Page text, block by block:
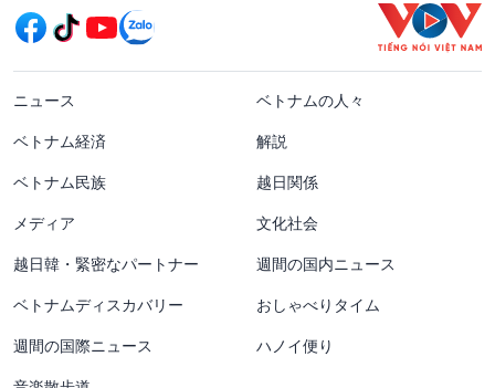
menu footer tiếng Nhật
ニュース ベトナムの人々
ベトナム経済 解説
ベトナム民族 越日関係
メディア 文化社会
越日韓・緊密なパートナー 週間の国内ニュース
ベトナムディスカバリー おしゃべりタイム
週間の国際ニュース ハノイ便り